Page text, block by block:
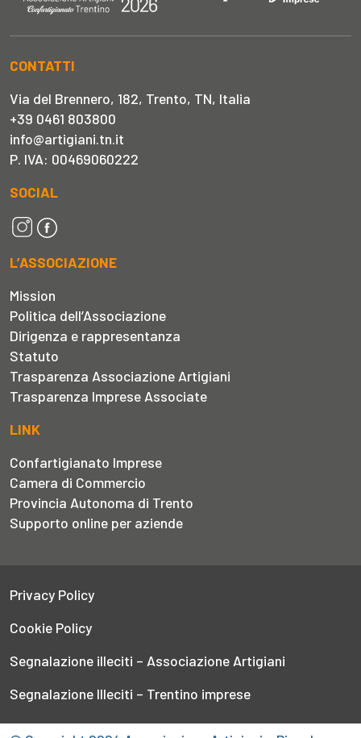
CONTATTI
Via del Brennero, 182, Trento, TN, Italia
+39 0461 803800
info@artigiani.tn.it
P. IVA: 00469060222
SOCIAL
L’ASSOCIAZIONE
Mission
Politica dell’Associazione
Dirigenza e rappresentanza
Statuto
Trasparenza Associazione Artigiani
Trasparenza Imprese Associate
LINK
Confartigianato Imprese
Camera di Commercio
Provincia Autonoma di Trento
Supporto online per aziende
Privacy Policy
Cookie Policy
Segnalazione illeciti – Associazione Artigiani
Segnalazione Illeciti – Trentino imprese